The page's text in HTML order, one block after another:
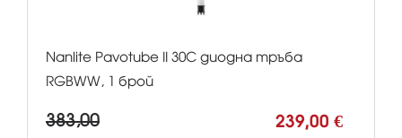
Nanlite Pavotube II 30C диодна тръба
RGBWW, 1 брой
383,00 239,00 €